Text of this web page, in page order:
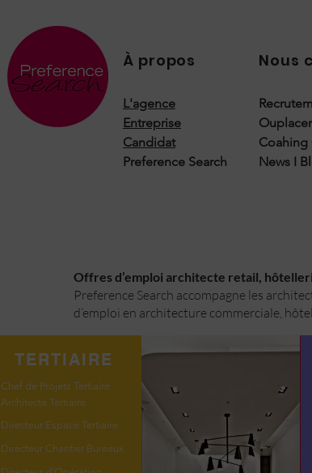
À propos
L'agence
Entreprise
Candidat
Preference Search
Nous
Coahing
News I
Offres d’emploi architecte retail,
Preference Search accompagne les
d’emploi en architecture commerciale,
TERTIAIRE
Chef de Projets Tertiaire
Architecte Tertiaire
Directeur Espace Tertiaire
Directeur Chantier Bureaux